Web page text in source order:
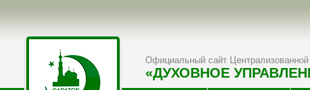
Официальный сайт Централизованной
«ДУХОВНОЕ